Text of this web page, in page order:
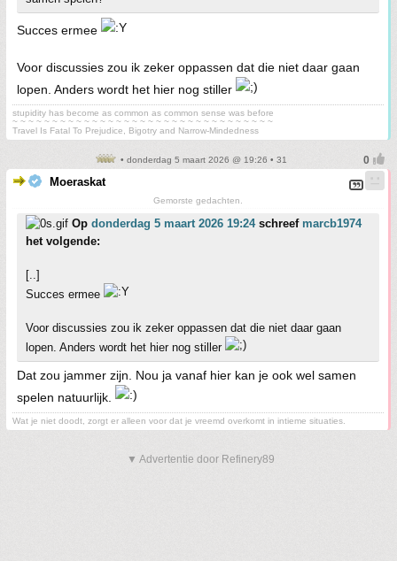
Succes ermee
Voor discussies zou ik zeker oppassen dat die niet daar gaan
lopen. Anders wordt het hier nog stiller
stupidity has become as common as common sense was before
~ ~ ~ ~ ~ ~ ~ ~ ~ ~ ~ ~ ~ ~ ~ ~ ~ ~ ~ ~ ~ ~ ~ ~ ~ ~ ~ ~ ~ ~ ~ ~ ~
Travel Is Fatal To Prejudice, Bigotry and Narrow-Mindedness
• donderdag 5 maart 2026 @ 19:26 • 31
Moeraskat
Gemorste gedachten.
Op donderdag 5 maart 2026 19:24schreef marcb1974
het volgende:
[..]
Succes ermee
Voor discussies zou ik zeker oppassen dat die niet daar gaan
lopen. Anders wordt het hier nog stiller
Dat zou jammer zijn. Nou ja vanaf hier kan je ook wel samen
spelen natuurlijk.
Wat je niet doodt, zorgt er alleen voor dat je vreemd overkomt in intieme situaties.
▼ Advertentie door Refinery89